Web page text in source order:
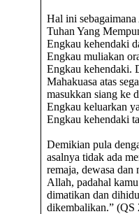
Hal ini
Tuhan Yang
Engkau kehendaki
Engkau muliakan
Engkau kehendaki.
Mahakuasa atas
masukkan siang ke
Engkau keluarkan
Engkau kehendaki
Demikian pula
asalnya tidak ada
remaja, dewasa
Allah, padahal
dimatikan dan
dikembalikan.” (QS